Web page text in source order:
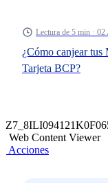
¿Cómo canjear
Tarjeta BCP?
Lectura de 5 min ·
Web Content Viewer
Acciones